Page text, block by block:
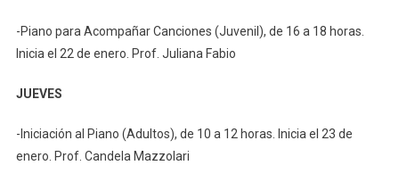
-Piano para Acompañar Canciones (Juvenil), de 16 a 18 horas.
Inicia el 22 de enero. Prof. Juliana Fabio
JUEVES
-Iniciación al Piano (Adultos), de 10 a 12 horas. Inicia el 23 de
enero. Prof. Candela Mazzolari